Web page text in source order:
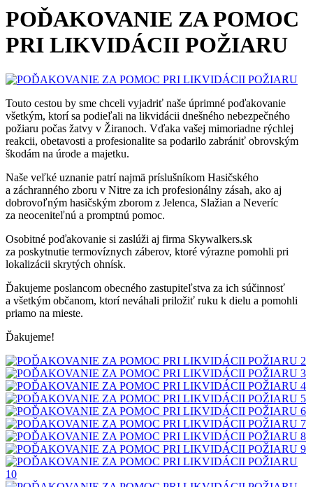
POĎAKOVANIE ZA POMOC
PRI LIKVIDÁCII POŽIARU
Touto cestou by sme chceli vyjadriť naše úprimné poďakovanie
všetkým, ktorí sa podieľali na likvidácii dnešného nebezpečného
požiaru počas žatvy v Žiranoch. Vďaka vašej mimoriadne rýchlej
reakcii, obetavosti a profesionalite sa podarilo zabrániť obrovským
škodám na úrode a majetku.
Naše veľké uznanie patrí najmä príslušníkom Hasičského
a záchranného zboru v Nitre za ich profesionálny zásah, ako aj
dobrovoľným hasičským zborom z Jelenca, Slažian a Neveríc
za neoceniteľnú a promptnú pomoc.
Osobitné poďakovanie si zaslúži aj firma Skywalkers.sk
za poskytnutie termovíznych záberov, ktoré výrazne pomohli pri
lokalizácii skrytých ohnísk.
Ďakujeme poslancom obecného zastupiteľstva za ich súčinnosť
a všetkým občanom, ktorí neváhali priložiť ruku k dielu a pomohli
priamo na mieste.
Ďakujeme!